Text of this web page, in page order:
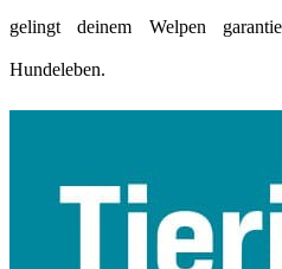
gelingt deinem Welpen
Hundeleben.